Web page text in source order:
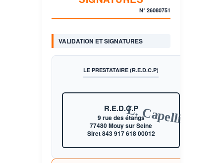
N° 26080751
VALIDATION ET SIGNATURES
LE PRESTATAIRE (R.E.D.C.P)
R.E.D.C.P
9 rue des étangs
77480 Mouy sur Seine
Siret 843 917 618 00012
L. Capelli